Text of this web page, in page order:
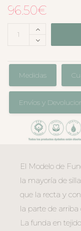
96.50€
Medidas
Envíos y
El Modelo de
la mayoría de
que la recta y
la parte de arriba
La funda en